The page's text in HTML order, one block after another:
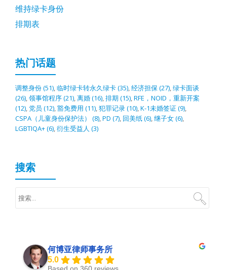
维持绿卡身份
排期表
热门话题
调整身份(51),临时绿卡转永久绿卡(35),经济担保(27),绿卡面谈
(26),领事馆程序(21),离婚(16),排期 (15),RFE，NOID，重新开案
(12), 党员 (12),豁免费用 (11),犯罪记录(10),K-1未婚签证(9),
CSPA（儿童身份保护法）
(8),PD (7), 回美纸(6),继子女(6),
LGBTIQA+(6),衍生受益人 (3)
搜索
何博亚律师事务所
5.0